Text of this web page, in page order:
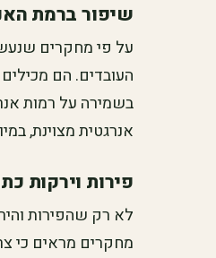
שיפור ברמת
על פי מחקרים
העובדים. הם
בשמירה על רמות
אנרגטית מצוינת,
פירות וירקות
לא רק שהפירות
מחקרים מראים כי